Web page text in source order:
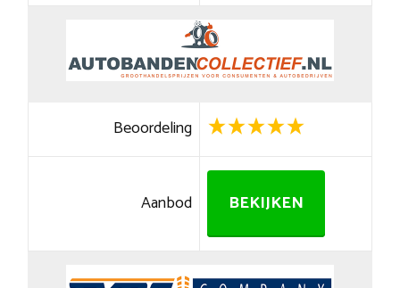
Beoordeling
Aanbod BEKIJKEN